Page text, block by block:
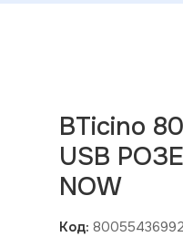
BTicino
USB
NOW
Код: